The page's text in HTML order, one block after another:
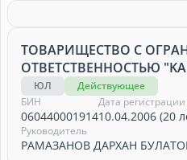
ТОВАРИЩЕСТВО С
ОТВЕТСТВЕННОСТЬЮ
ЮЛ
Действующее
БИН
060440001914
Дата регистрации
10.04.2006 (20
Руководитель
РАМАЗАНОВ ДАРХАН